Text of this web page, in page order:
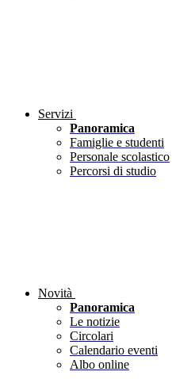
Servizi
Panoramica
Famiglie e studenti
Personale scolastico
Percorsi di studio
Novità
Panoramica
Le notizie
Circolari
Calendario eventi
Albo online